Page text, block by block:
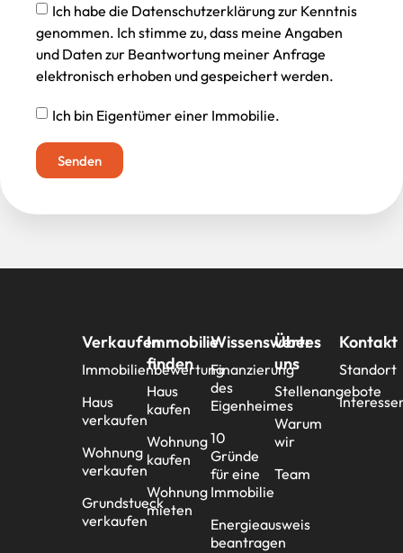
Ich habe die Datenschutzerklärung zur Kenntnis
genommen. Ich stimme zu, dass meine Angaben
und Daten zur Beantwortung meiner Anfrage
elektronisch erhoben und gespeichert werden.
Ich bin Eigentümer einer Immobilie.
Senden
Verkaufen
Immobilienbewertung
Haus
verkaufen
Wohnung
verkaufen
Grundstueck
verkaufen
Immobilie
finden
Haus
kaufen
Wohnung
kaufen
Wohnung
mieten
Wissenswertes
Finanzierung
des
Eigenheimes
10
Gründe
für eine
Immobilie
Energieausweis
beantragen
Über
uns
Stellenangebote
Warum
wir
Team
Kontakt
Standort